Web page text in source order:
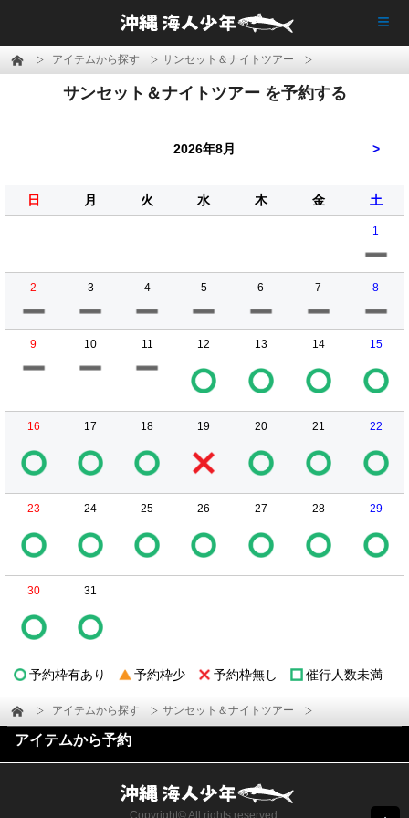
アイテムから探す サンセット＆ナイトツアー
サンセット＆ナイトツアー を予約する
2026年8月 >
日 月 火 水 木 金 土
1
2 3 4 5 6 7 8
9 10 11 12 13 14 15
16 17 18 19 20 21 22
23 24 25 26 27 28 29
30 31
予約枠有あり 予約枠少 予約枠無し 催行人数未満
アイテムから探す サンセット＆ナイトツアー
アイテムから予約
Copyright© All rights reserved.
≡